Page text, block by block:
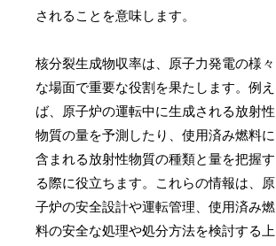
されることを意味します。
核分裂生成物収率は、原子力発電の様々
な場面で重要な役割を果たします。例え
ば、原子炉の運転中に生成される放射性
物質の量を予測したり、使用済み燃料に
含まれる放射性物質の種類と量を把握す
る際に役立ちます。これらの情報は、原
子炉の安全設計や運転管理、使用済み燃
料の安全な処理や処分方法を検討する上